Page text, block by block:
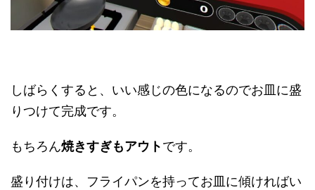
しばらくすると、いい感じの色になるのでお皿に盛
りつけて完成です。
もちろん焼きすぎもアウトです。
盛り付けは、フライパンを持ってお皿に傾ければい